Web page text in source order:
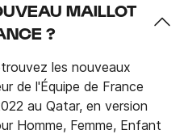
MAILLOT
?
les nouveaux
de l'Équipe de France
au Qatar, en version
Homme, Femme, Enfant